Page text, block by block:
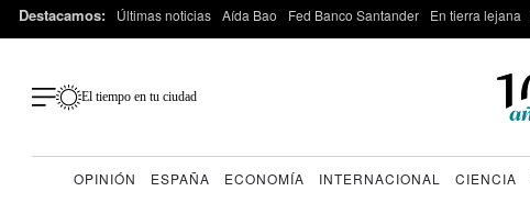
Destacamos: Últimas noticias Aída Bao Fed Banco Santander En tierra lejana
El tiempo en tu ciudad
OPINIÓN ESPAÑA ECONOMÍA INTERNACIONAL CIENCIA